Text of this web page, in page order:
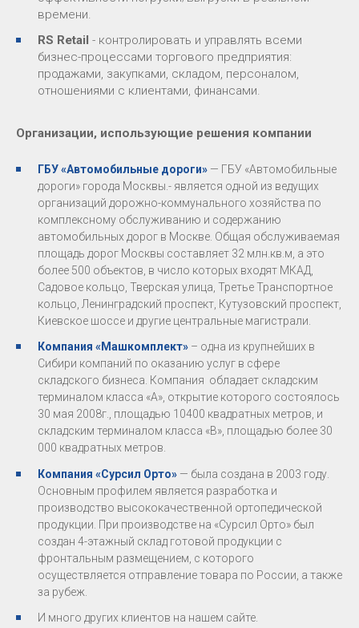
времени.
RS Retail - контролировать и управлять всеми
бизнес-процессами торгового предприятия:
продажами, закупками, складом, персоналом,
отношениями с клиентами, финансами.
Организации, использующие решения компании
ГБУ «Автомобильные дороги» — ГБУ «Автомобильные
дороги» города Москвы.- является одной из ведущих
организаций дорожно-коммунального хозяйства по
комплексному обслуживанию и содержанию
автомобильных дорог в Москве. Общая обслуживаемая
площадь дорог Москвы составляет 32 млн.кв.м, а это
более 500 объектов, в число которых входят МКАД,
Садовое кольцо, Тверская улица, Третье Транспортное
кольцо, Ленинградский проспект, Кутузовский проспект,
Киевское шоссе и другие центральные магистрали.
Компания «Машкомплект» – одна из крупнейших в
Сибири компаний по оказанию услуг в сфере
складского бизнеса. Компания обладает складским
терминалом класса «А», открытие которого состоялось
30 мая 2008г., площадью 10400 квадратных метров, и
складским терминалом класса «В», площадью более 30
000 квадратных метров.
Компания «Сурсил Орто» — была создана в 2003 году.
Основным профилем является разработка и
производство высококачественной ортопедической
продукции. При производстве на «Сурсил Орто» был
создан 4-этажный склад готовой продукции с
фронтальным размещением, с которого
осуществляется отправление товара по России, а также
за рубеж.
И много других клиентов на нашем сайте.